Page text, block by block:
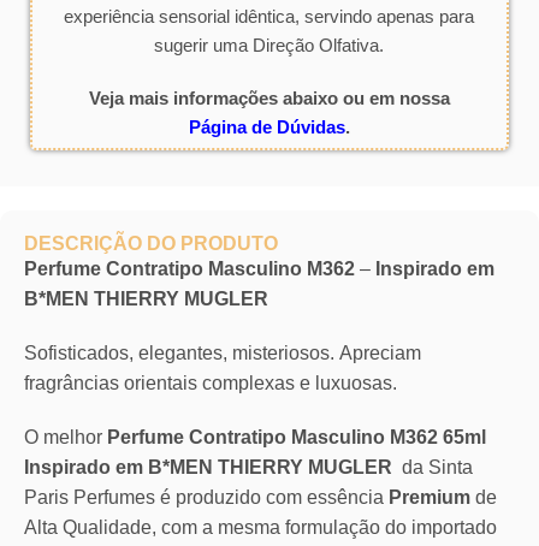
experiência sensorial idêntica, servindo apenas para
sugerir uma Direção Olfativa.
Veja mais informações abaixo ou em nossa
Página de Dúvidas.
DESCRIÇÃO DO PRODUTO
Perfume Contratipo Masculino M362 – Inspirado em
B*MEN THIERRY MUGLER
Sofisticados, elegantes, misteriosos. Apreciam
fragrâncias orientais complexas e luxuosas.
O melhor Perfume Contratipo Masculino M362 65ml
Inspirado em B*MEN THIERRY MUGLER da Sinta
Paris Perfumes é produzido com essência Premium de
Alta Qualidade, com a mesma formulação do importado